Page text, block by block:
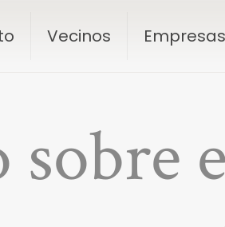
Vecinos Empresas
sobre